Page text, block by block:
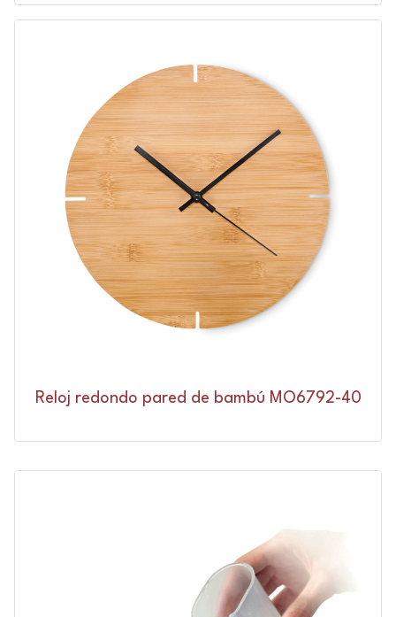
Reloj redondo pared de bambú MO6792-40